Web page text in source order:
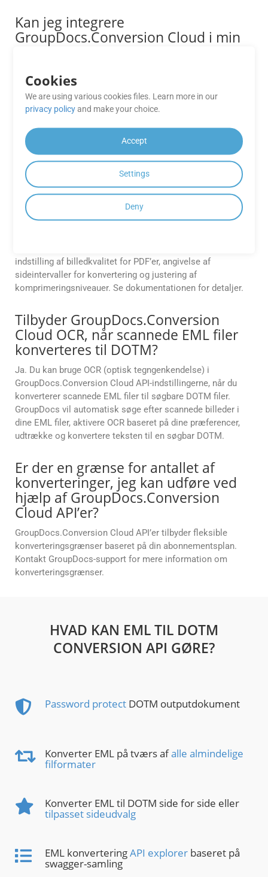
Kan jeg integrere
GroupDocs.Conversion Cloud i min
CI/CD-pipeline for automatiserede
Ja, API’en er bygget til at understøtte
automatiseringsworkflows. Du kan nemt integrere den i din
CI/CD-pipeline ved hjælp af de tilgængelige SDK’er til .NET,
Java, PHP, Ruby, Android, Go, Python og andre platforme.
Dette giver dig mulighed for at udløse
dokumentkonverteringer automatisk under builds,
implementeringer eller efterbehandlingstrin.
Kan jeg tilpasse outputformater
(f.eks. justere billedkvalitet, PDF-
indstilling af billedkvalitet for PDF’er, angivelse af
sideintervaller for konvertering og justering af
komprimeringsniveauer. Se dokumentationen for detaljer.
Tilbyder GroupDocs.Conversion
Cloud OCR, når scannede EML filer
konverteres til DOTM?
Ja. Du kan bruge OCR (optisk tegngenkendelse) i
GroupDocs.Conversion Cloud API-indstillingerne, når du
konverterer scannede EML filer til søgbare DOTM filer.
GroupDocs vil automatisk søge efter scannede billeder i
dine EML filer, aktivere OCR baseret på dine præferencer,
udtrække og konvertere teksten til en søgbar DOTM.
Er der en grænse for antallet af
konverteringer, jeg kan udføre ved
hjælp af GroupDocs.Conversion
Cloud API’er?
GroupDocs.Conversion Cloud API’er tilbyder fleksible
konverteringsgrænser baseret på din abonnementsplan.
Kontakt GroupDocs-support for mere information om
konverteringsgrænser.
HVAD KAN EML TIL DOTM
CONVERSION API GØRE?
Password protect DOTM outputdokument
Konverter EML på tværs afalle almindelige
filformater
Konverter EML til DOTM side for side eller
tilpasset sideudvalg
EML konverteringAPI explorer baseret på
swagger-samling
Cookies
We are using various cookies files. Learn more in our
privacy policyand make your choice.
Accept
Settings
Deny